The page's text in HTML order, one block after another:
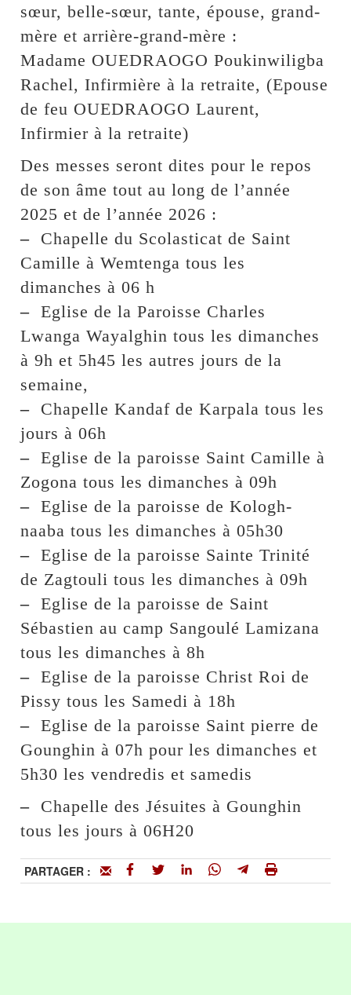
sœur, belle-sœur, tante, épouse, grand-
mère et arrière-grand-mère :
Madame OUEDRAOGO Poukinwiligba
Rachel, Infirmière à la retraite, (Epouse
de feu OUEDRAOGO Laurent,
Infirmier à la retraite)
Des messes seront dites pour le repos
de son âme tout au long de l’année
2025 et de l’année 2026 :
– Chapelle du Scolasticat de Saint
Camille à Wemtenga tous les
dimanches à 06 h
– Eglise de la Paroisse Charles
Lwanga Wayalghin tous les dimanches
à 9h et 5h45 les autres jours de la
semaine,
– Chapelle Kandaf de Karpala tous les
jours à 06h
– Eglise de la paroisse Saint Camille à
Zogona tous les dimanches à 09h
– Eglise de la paroisse de Kologh-
naaba tous les dimanches à 05h30
– Eglise de la paroisse Sainte Trinité
de Zagtouli tous les dimanches à 09h
– Eglise de la paroisse de Saint
Sébastien au camp Sangoulé Lamizana
tous les dimanches à 8h
– Eglise de la paroisse Christ Roi de
Pissy tous les Samedi à 18h
– Eglise de la paroisse Saint pierre de
Gounghin à 07h pour les dimanches et
5h30 les vendredis et samedis
– Chapelle des Jésuites à Gounghin
tous les jours à 06H20
PARTAGER :